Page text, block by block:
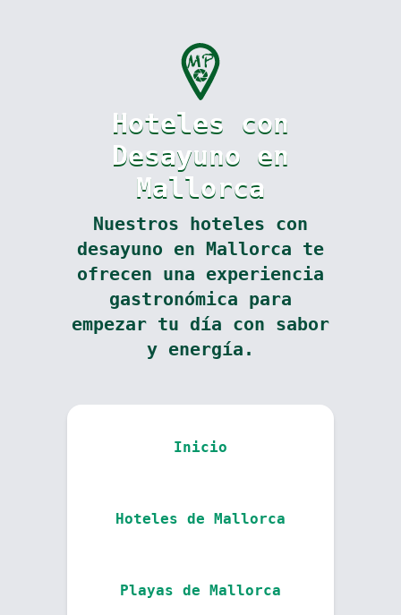
Hoteles con
Desayuno en
Mallorca
Nuestros hoteles con
desayuno en Mallorca te
ofrecen una experiencia
gastronómica para
empezar tu día con sabor
y energía.
Inicio
Hoteles de Mallorca
Playas de Mallorca